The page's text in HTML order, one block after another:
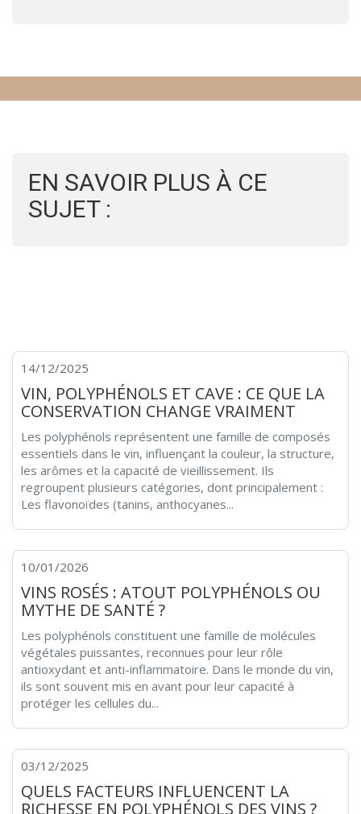
EN SAVOIR PLUS À CE
SUJET :
14/12/2025
VIN, POLYPHÉNOLS ET CAVE : CE QUE LA
CONSERVATION CHANGE VRAIMENT
Les polyphénols représentent une famille de composés
essentiels dans le vin, influençant la couleur, la structure,
les arômes et la capacité de vieillissement. Ils
regroupent plusieurs catégories, dont principalement :
Les flavonoïdes (tanins, anthocyanes...
10/01/2026
VINS ROSÉS : ATOUT POLYPHÉNOLS OU
MYTHE DE SANTÉ ?
Les polyphénols constituent une famille de molécules
végétales puissantes, reconnues pour leur rôle
antioxydant et anti-inflammatoire. Dans le monde du vin,
ils sont souvent mis en avant pour leur capacité à
protéger les cellules du...
03/12/2025
QUELS FACTEURS INFLUENCENT LA
RICHESSE EN POLYPHÉNOLS DES VINS ?